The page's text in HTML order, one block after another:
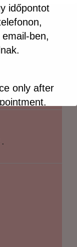
időpontot
ben,
only after
book an
our